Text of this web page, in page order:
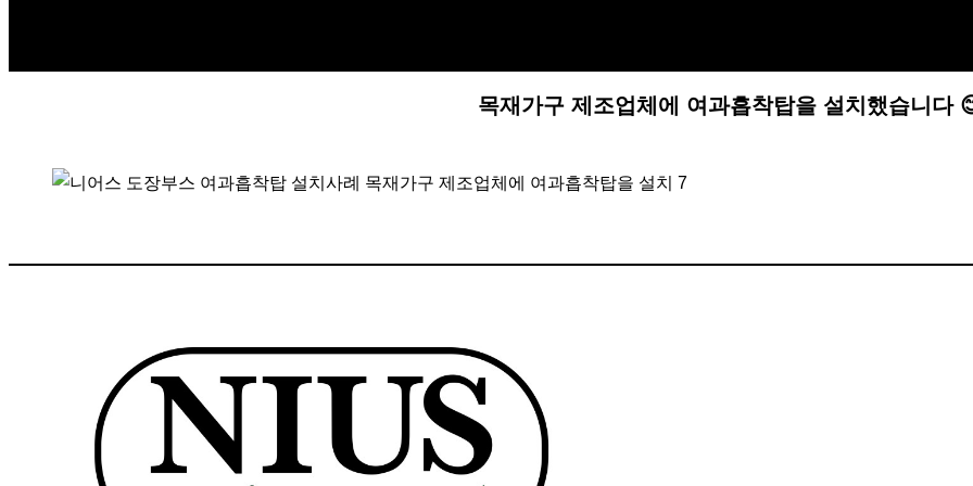
목재가구 제조업체에 여과흡착탑을 설치했습니다